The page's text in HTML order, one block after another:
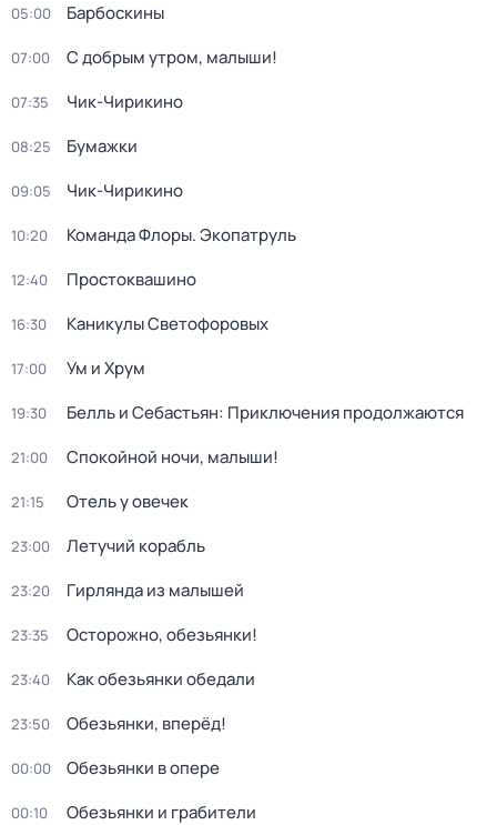
05:00 Барбоскины
07:00 С добрым утром, малыши!
07:35 Чик-Чирикино
08:25 Бумажки
09:05 Чик-Чирикино
10:20 Команда Флоры. Экопатруль
12:40 Простоквашино
16:30 Каникулы Светофоровых
17:00 Ум и Хрум
19:30 Белль и Себастьян: Приключения продолжаются
21:00 Спокойной ночи, малыши!
21:15 Отель у овечек
23:00 Летучий корабль
23:20 Гирлянда из малышей
23:35 Осторожно, обезьянки!
23:40 Как обезьянки обедали
23:50 Обезьянки, вперёд!
00:00 Обезьянки в опере
00:10 Обезьянки и грабители